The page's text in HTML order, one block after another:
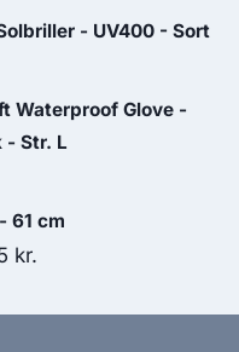
- UV400 - Sort
Waterproof Glove -
- Str. L
61 cm
kr.